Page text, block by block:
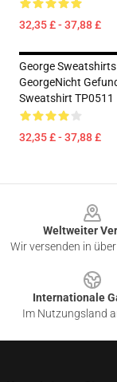
32,35 £ - 37,88 £
George
GeorgeNicht
Sweatshirt TP0511
32,35 £ - 37,88 £
Weltweiter
Wir versenden in
Internationale
Im Nutzungsland